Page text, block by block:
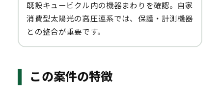
既設キュービクル内の機器まわりを確認。自家
消費型太陽光の高圧連系では、保護・計測機器
との整合が重要です。
この案件の特徴